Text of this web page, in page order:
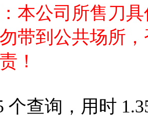
本公司所售刀
带到公共场所
！
个查询，用时